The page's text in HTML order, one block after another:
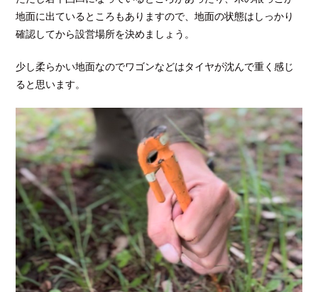
地面に出ているところもありますので、地面の状態はしっかり
確認してから設営場所を決めましょう。
少し柔らかい地面なのでワゴンなどはタイヤが沈んで重く感じ
ると思います。